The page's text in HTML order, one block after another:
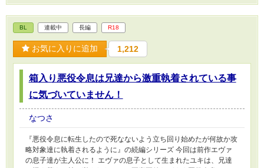
BL 連載中 長編 R18
お気に入りに追加 1,212
箱入り悪役令息は兄達から激重執着されている事
に気づいていません！
なつさ
『悪役令息に転生したので死なないよう立ち回り始めたが何故か攻
略対象達に執着されるように』の続編シリーズ 今回は前作エヴァ
の息子達が主人公に！ エヴァの息子として生まれたユキは、兄達